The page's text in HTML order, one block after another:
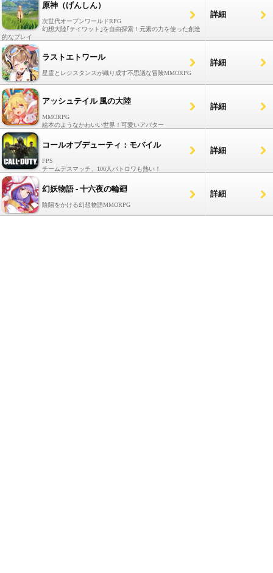
原神（げんしん）
次世代オープンワールドRPG
幻想大陸｢テイワット｣を自由探索！元素の力を使った創造
的なプレイ
詳細
ラストエトワール
星霊とレジスタンスが織り成す不思議な冒険MMORPG
詳細
アッシュテイル 風の大陸
MMORPG
絵本のようなかわいい世界！可愛いアバター
詳細
コールオブデューティ：モバイル
FPS
チームデスマッチ、100人バトロワも熱い！
詳細
幻妖物語 - 十六夜の輪廻
陰陽をかける幻想物語MMORPG
詳細